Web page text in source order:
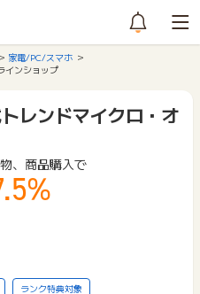
家電/PC/スマホ
インショップ
レンドマイクロ・オ
、商品購入で
ランク特典対象